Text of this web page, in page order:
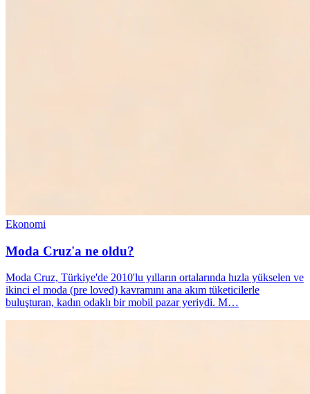
Ekonomi
Moda Cruz'a ne oldu?
Moda Cruz, Türkiye'de 2010'lu yılların ortalarında hızla yükselen ve
ikinci el moda (pre loved) kavramını ana akım tüketicilerle
buluşturan, kadın odaklı bir mobil pazar yeriydi. M…